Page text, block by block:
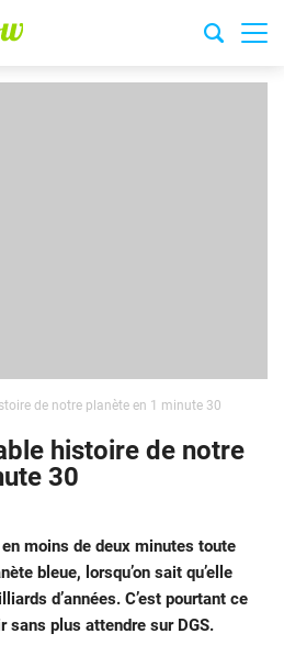
de notre planète en 1 minute 30
histoire de notre
30
moins de deux minutes toute
bleue, lorsqu’on sait qu’elle
d’années. C’est pourtant ce
sans plus attendre sur DGS.